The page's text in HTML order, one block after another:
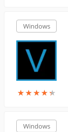
Windows
★★★★★
★★★★★
Windows